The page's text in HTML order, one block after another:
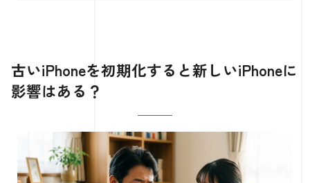
古いiPhoneを初期化すると新しいiPhoneに
影響はある？